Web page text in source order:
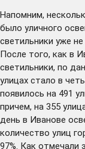
Напомним,
было уличного
светильники уже
После того, как в
светильники, по
улицах стало в
появилось на 491
причем, на 355
день в Иванове
количество улиц
97%. Как отмечали